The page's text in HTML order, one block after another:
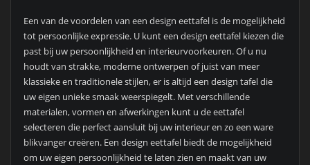
Een van de voordelen van een design eettafel is de mogelijkheid
tot persoonlijke expressie. U kunt een design eettafel kiezen die
past bij uw persoonlijkheid en interieurvoorkeuren. Of u nu
houdt van strakke, moderne ontwerpen of juist van meer
klassieke en traditionele stijlen, er is altijd een design tafel die
uw eigen unieke smaak weerspiegelt. Met verschillende
materialen, vormen en afwerkingen kunt u de eettafel
selecteren die perfect aansluit bij uw interieur en zo een ware
blikvanger creëren. Een design eettafel biedt de mogelijkheid
om uw eigen persoonlijkheid te laten zien en maakt van uw